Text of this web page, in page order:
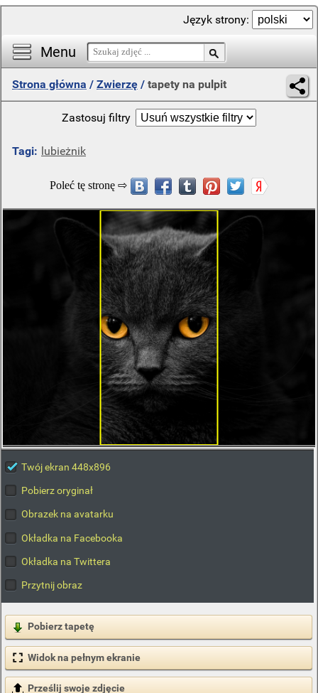
Menu
Język strony:
Strona główna / Zwierzę / tapety na pulpit
Zastosuj filtry
Tagi: lubieżnik
Twój ekran 448x896
Pobierz oryginał
Obrazek na avatarku
Okładka na Facebooka
Okładka na Twittera
Przytnij obraz
Pobierz tapetę
Widok na pełnym ekranie
Prześlij swoje zdjęcie